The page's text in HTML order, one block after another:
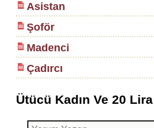
Asistan
Şoför
Madenci
Çadırcı
Ütücü Kadın Ve 20